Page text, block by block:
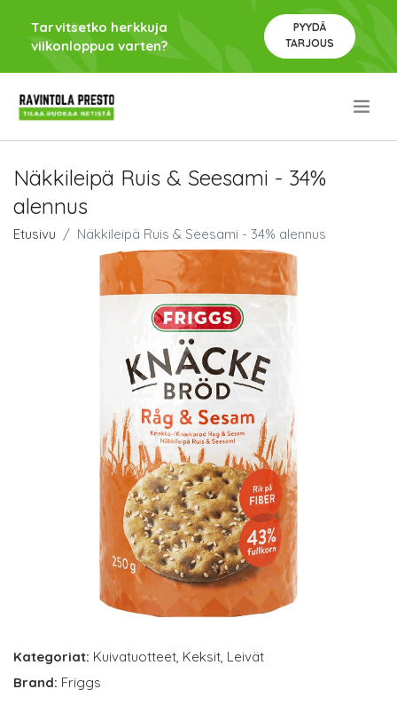
Tarvitsetko herkkuja
viikonloppua varten?
PYYDÄ
TARJOUS
Näkkileipä Ruis & Seesami - 34%
alennus
Etusivu Näkkileipä Ruis & Seesami - 34% alennus
Kategoriat: Kuivatuotteet, Keksit, Leivät
Brand: Friggs